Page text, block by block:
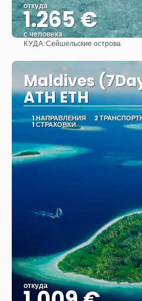
откуда
1.265 €
с человека
Видеть
КУДА:Сейшельские острова
Maldives
ATH ETH
1 НАПРАВЛЕНИЯ 2
1 СТРАХОВКИ
откуда